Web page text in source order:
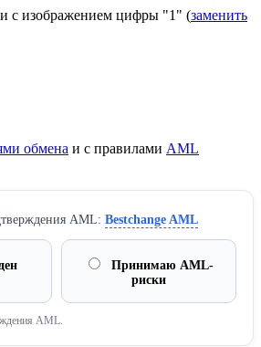
с изображением цифры "1" (заменить
обмена и с правилами AML
AML: Bestchange AML
Принимаю AML-
риски
AML.